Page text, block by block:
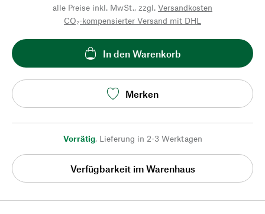
alle Preise inkl. MwSt., zzgl. Versandkosten
CO₂-kompensierter Versand mit DHL
In den Warenkorb
Merken
Vorrätig, Lieferung in 2-3 Werktagen
Verfügbarkeit im Warenhaus